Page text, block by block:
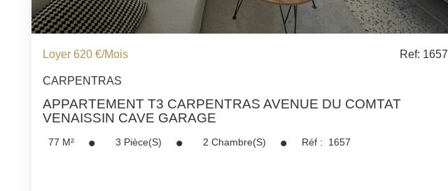
Loyer 620 €/mois Ref: 1657
CARPENTRAS
APPARTEMENT T3 CARPENTRAS AVENUE DU COMTAT
VENAISSIN CAVE GARAGE
77 M² 3 Pièce(s) 2 Chambre(s) Réf : 1657